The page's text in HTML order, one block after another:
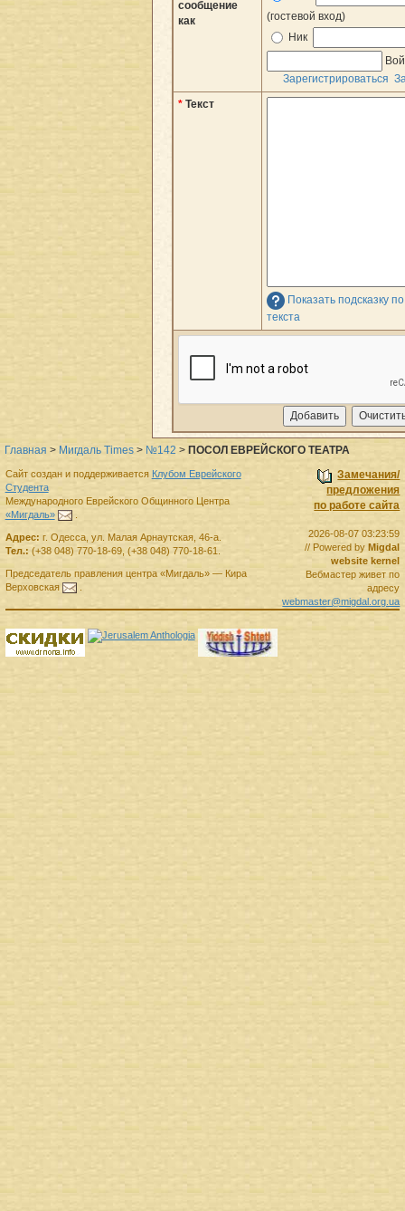
сообщение
как
(гостевой вход)
Ник
Зарегистрироваться
* Текст
Показать подсказку
текста
Главная > Мигдаль Times > №142 > ПОСОЛ ЕВРЕЙСКОГО ТЕАТРА
Замечания/
предложения
по работе сайта
2026-08-07 03:23:59
// Powered byMigdal
website kernel
Вебмастер живет по
адресу
webmaster@migdal.org.ua
Сайт создан и поддерживается Клубом Еврейского
Студента
Международного Еврейского Общинного Центра
«Мигдаль»
.
Адрес: г. Одесса, ул. Малая Арнаутская, 46-а.
Тел.: (+38 048) 770-18-69, (+38 048) 770-18-61
Председатель правленияцентра «Мигдаль»— Кира
Верховская
.